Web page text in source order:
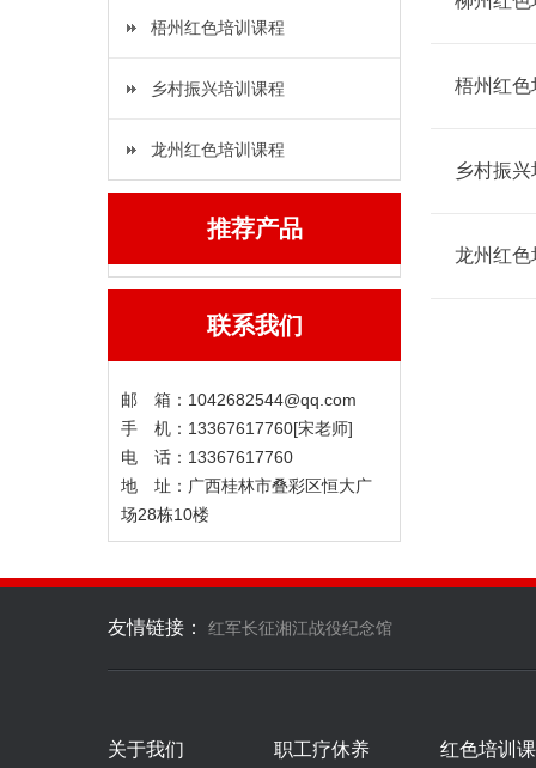
梧州红色培训课程
乡村振兴培训课程
龙州红色培训课程
推荐产品
联系我们
邮 箱：1042682544@qq.com
手 机：13367617760[宋老师]
电 话：13367617760
地 址：广西桂林市叠彩区恒大广
场28栋10楼
梧州红色
乡村振
龙州红色
友情链接： 红军长征湘江战役纪念馆
关于我们 职工疗休养 红色培训